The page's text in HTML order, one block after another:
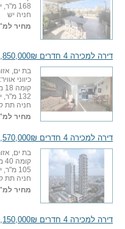
168 מ"ר, יש מרפסת שמש 1
חניה יש
מחיר
דירה למכירה 4 חדרים 3,850,000₪
בת ים, אזור הים, 3
כיווני
קומה 18 מתוך 24, נוף לים, שטח דירה
132 מ"ר, יש מרפסת שמש 1
חניה תת
מחיר
דירה למכירה 4 חדרים 3,570,000₪
בת ים, אזור קרית
קומה 40 מתוך 47, נוף לעיר, שטח דירה
105 מ"ר, יש מרפסת שמש 1
חניה תת
מחיר
דירה למכירה 4 חדרים 3,150,000₪